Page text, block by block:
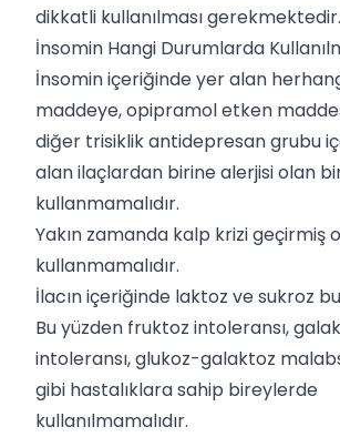
dikkatli kullanılması gerekmektedir.
İnsomin Hangi Durumlarda
İnsomin içeriğinde yer alan
maddeye, opipramol etken
diğer trisiklik antidepresan grubu
alan ilaçlardan birine alerjisi olan
kullanmamalıdır.
Yakın zamanda kalp krizi geçirmiş
kullanmamalıdır.
İlacın içeriğinde laktoz ve sukroz
Bu yüzden fruktoz intoleransı,
intoleransı, glukoz-galaktoz
gibi hastalıklara sahip bireylerde
kullanılmamalıdır.